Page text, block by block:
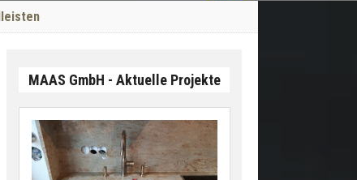
MAAS GmbH - Aktuelle Projekte